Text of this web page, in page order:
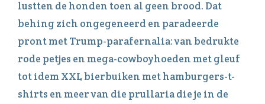
lustten de honden toen al geen brood. Dat
behing zich ongegeneerd en paradeerde
pront met Trump-parafernalia: van bedrukte
rode petjes en mega-cowboyhoeden met gleuf
tot idem XXL bierbuiken met hamburgers-t-
shirts en meer van die prullaria die je in de